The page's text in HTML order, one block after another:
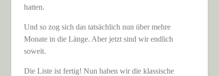
hatten.
Und so zog sich das tatsächlich nun über mehre
Monate in die Länge. Aber jetzt sind wir endlich
soweit.
Die Liste ist fertig! Nun haben wir die klassische